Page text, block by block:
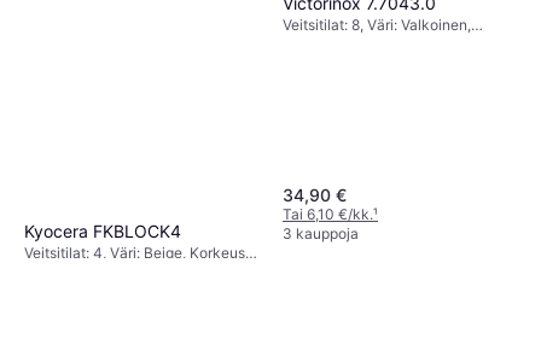
Kyocera FKBLOCK4
Veitsitilat: 4, Väri: Beige, Korkeus:
Veitsitilat: 8, Väri: Valkoinen,
34,90 €
Tai 6,10 €/kk.¹
3 kauppoja